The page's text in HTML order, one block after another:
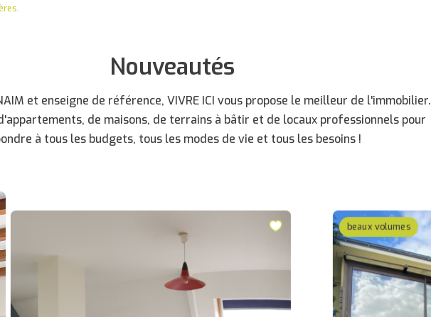
Nouveautés
et enseigne de référence, VIVRE ICI vous propose le meilleur de l'immobilier.
de maisons, de terrains à bâtir et de locaux professionnels pour
à tous les budgets, tous les modes de vie et tous les besoins !
beaux volumes